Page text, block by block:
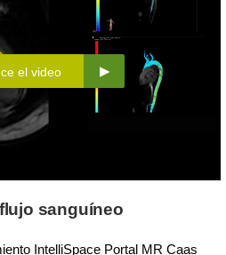
el video
sanguíneo
IntelliSpace Portal MR Caas